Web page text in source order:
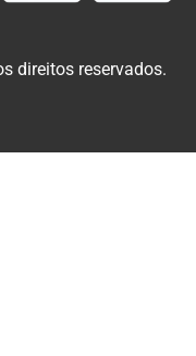
direitos reservados.